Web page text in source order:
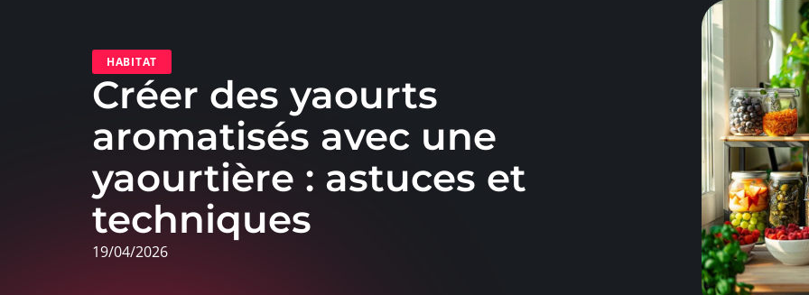
HABITAT
Créer des yaourts
aromatisés avec une
yaourtière : astuces et
techniques
19/04/2026